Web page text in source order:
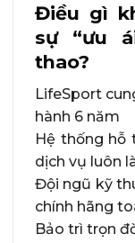
Điều gì
sự “ưu
thao?
LifeSport
hành 6 năm
Hệ thống hỗ
dịch vụ luôn
Đội ngũ kỹ
chính hãng
Bảo trì trọn